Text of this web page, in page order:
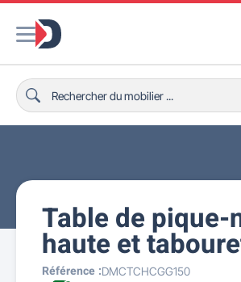
Table de pique-
haute et
Référence :DMCTCHCGG150